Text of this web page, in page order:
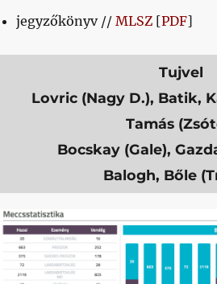
jegyzőkönyv // MLSZ [PDF]
Tujvel
Lovric (Nagy D.), Batik,
Tamás
Bocskay (Gale),
Balogh, Bőle